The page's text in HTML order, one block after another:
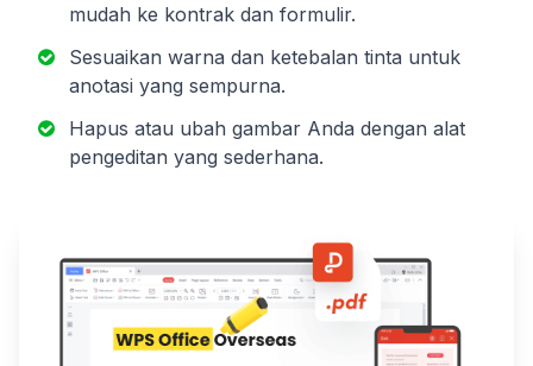
mudah ke kontrak dan formulir.
Sesuaikan warna dan ketebalan tinta untuk
anotasi yang sempurna.
Hapus atau ubah gambar Anda dengan alat
pengeditan yang sederhana.